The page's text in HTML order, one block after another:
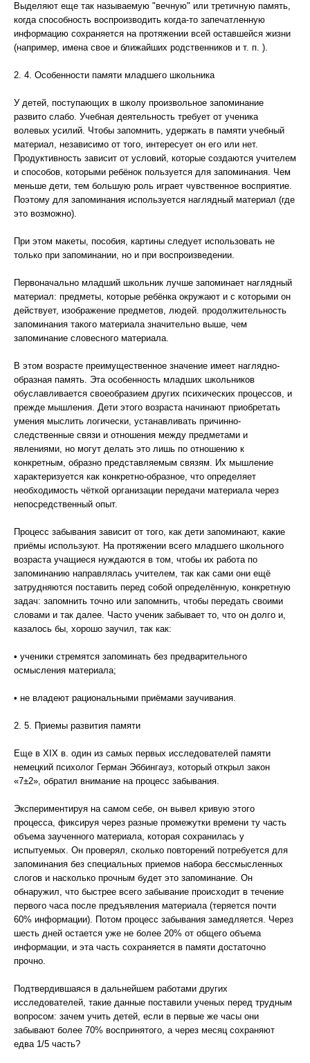
Выделяют еще так называемую "вечную" или третичную память,
когда способность воспроизводить когда-то запечатленную
информацию сохраняется на протяжении всей оставшейся жизни
(например, имена свое и ближайших родственников и т. п. ).
2. 4. Особенности памяти младшего школьника
У детей, поступающих в школу произвольное запоминание
развито слабо. Учебная деятельность требует от ученика
волевых усилий. Чтобы запомнить, удержать в памяти учебный
материал, независимо от того, интересует он его или нет.
Продуктивность зависит от условий, которые создаются учителем
и способов, которыми ребёнок пользуется для запоминания. Чем
меньше дети, тем большую роль играет чувственное восприятие.
Поэтому для запоминания используется наглядный материал (где
это возможно).
При этом макеты, пособия, картины следует использовать не
только при запоминании, но и при воспроизведении.
Первоначально младший школьник лучше запоминает наглядный
материал: предметы, которые ребёнка окружают и с которыми он
действует, изображение предметов, людей. продолжительность
запоминания такого материала значительно выше, чем
запоминание словесного материала.
В этом возрасте преимущественное значение имеет наглядно-
образная память. Эта особенность младших школьников
обуславливается своеобразием других психических процессов, и
прежде мышления. Дети этого возраста начинают приобретать
умения мыслить логически, устанавливать причинно-
следственные связи и отношения между предметами и
явлениями, но могут делать это лишь по отношению к
конкретным, образно представляемым связям. Их мышление
характеризуется как конкретно-образное, что определяет
необходимость чёткой организации передачи материала через
непосредственный опыт.
Процесс забывания зависит от того, как дети запоминают, какие
приёмы используют. На протяжении всего младшего школьного
возраста учащиеся нуждаются в том, чтобы их работа по
запоминанию направлялась учителем, так как сами они ещё
затрудняются поставить перед собой определённую, конкретную
задач: запомнить точно или запомнить, чтобы передать своими
словами и так далее. Часто ученик забывает то, что он долго и,
казалось бы, хорошо заучил, так как:
• ученики стремятся запоминать без предварительного
осмысления материала;
• не владеют рациональными приёмами заучивания.
2. 5. Приемы развития памяти
Еще в XIX в. один из самых первых исследователей памяти
немецкий психолог Герман Эббингауз, который открыл закон
«7±2», обратил внимание на процесс забывания.
Экспериментируя на самом себе, он вывел кривую этого
процесса, фиксируя через разные промежутки времени ту часть
объема заученного материала, которая сохранилась у
испытуемых. Он проверял, сколько повторений потребуется для
запоминания без специальных приемов набора бессмысленных
слогов и насколько прочным будет это запоминание. Он
обнаружил, что быстрее всего забывание происходит в течение
первого часа после предъявления материала (теряется почти
60% информации). Потом процесс забывания замедляется. Через
шесть дней остается уже не более 20% от общего объема
информации, и эта часть сохраняется в памяти достаточно
прочно.
Подтвердившаяся в дальнейшем работами других
исследователей, такие данные поставили ученых перед трудным
вопросом: зачем учить детей, если в первые же часы они
забывают более 70% воспринятого, а через месяц сохраняют
едва 1/5 часть?